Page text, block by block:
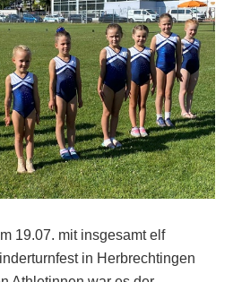
19.07. mit insgesamt elf
in Herbrechtingen